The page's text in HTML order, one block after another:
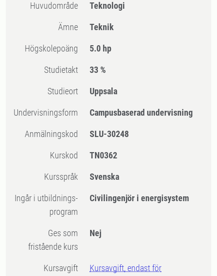
Huvudområde Teknologi
Ämne Teknik
högskolepoäng 5.0 hp
Studietakt 33 %
Studieort Uppsala
Undervisningsform Campusbaserad undervisning
Anmälningskod SLU-30248
Kurskod TN0362
Kursspråk Svenska
Ingår i utbildnings-
program
Civilingenjör i energisystem
Ges som
fristående kurs
Nej
Kursavgift
Kursavgift, endast för